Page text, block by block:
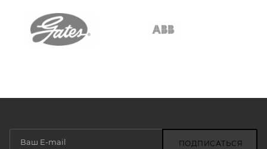
ПОДПИСАТЬСЯ